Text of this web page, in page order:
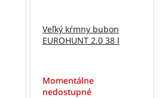
Veľký kŕmny bubon
EUROHUNT 2.0 38 l
Momentálne
nedostupné